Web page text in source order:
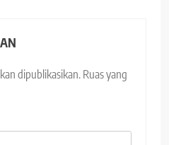
dipublikasikan. Ruas yang